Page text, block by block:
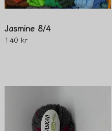
Jasmine 8/4
140 kr